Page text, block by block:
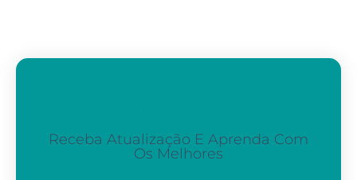
Receba Atualização E Aprenda Com
Os Melhores